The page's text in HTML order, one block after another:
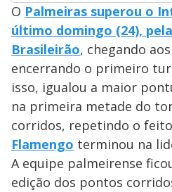
O Palmeiras superou o
último domingo (24),
Brasileirão, chegando
encerrando o primeiro
isso, igualou a maior
na primeira metade do
corridos, repetindo o
Flamengo terminou na
A equipe palmeirense
edição dos pontos